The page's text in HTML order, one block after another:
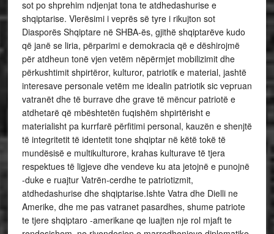
sot po shprehim ndjenjat tona te atdhedashurise e
shqiptarise. Vlerësimi i veprës së tyre i rikujton sot
Diasporës Shqiptare në SHBA-ës, gjithë shqiptarëve kudo
që janë se liria, përparimi e demokracia që e dëshirojmë
për atdheun tonë vjen vetëm nëpërmjet mobilizimit dhe
përkushtimit shpirtëror, kulturor, patriotik e material, jashtë
interesave personale vetëm me idealin patriotik sic vepruan
vatranët dhe të burrave dhe grave të mëncur patriotë e
atdhetarë që mbështetën fuqishëm shpirtërisht e
materialisht pa kurrfarë përfitimi personal, kauzën e shenjtë
të integritetit të identetit tone shqiptar në këtë tokë të
mundësisë e multikulturore, krahas kulturave të tjera
respektues të ligjeve dhe vendeve ku ata jetojnë e punojnë
-duke e ruajtur Vatrën-cerdhe te patriotizmit,
atdhedashurise dhe shqiptarise.Ishte Vatra dhe Dielli ne
Amerike, dhe me pas vatranet pasardhes, shume patriote
te tjere shqiptaro -amerikane qe luajten nje rol mjaft te